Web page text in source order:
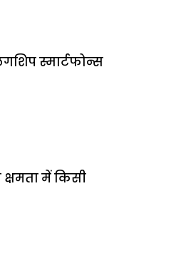
स्मार्टफोन्स
क्षमता में किसी